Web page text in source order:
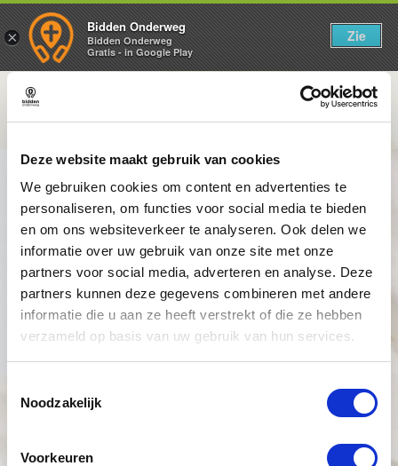
Deze website maakt gebruik van cookies
We gebruiken cookies om content en advertenties te
personaliseren, om functies voor social media te bieden
en om ons websiteverkeer te analyseren. Ook delen we
informatie over uw gebruik van onze site met onze
partners voor social media, adverteren en analyse. Deze
partners kunnen deze gegevens combineren met andere
informatie die u aan ze heeft verstrekt of die ze hebben
verzameld op basis van uw gebruik van hun services.
Noodzakelijk
Voorkeuren
Stilteoefening
×
Bidden Onderweg
Bidden Onderweg
Gratis - in Google Play
Zie